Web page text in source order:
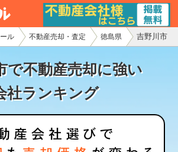
ル 不動産売却・査定 徳島県 吉野川市
で不動産売却に強い
社ランキング
不動産会社様
査定